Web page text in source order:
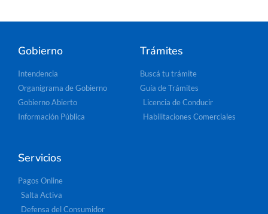
Gobierno
Intendencia
Organigrama de Gobierno
Gobierno Abierto
Información Pública
Trámites
Buscá tu trámite
Guía de Trámites
Licencia de Conducir
Habilitaciones Comerciales
Servicios
Pagos Online
Salta Activa
Defensa del Consumidor